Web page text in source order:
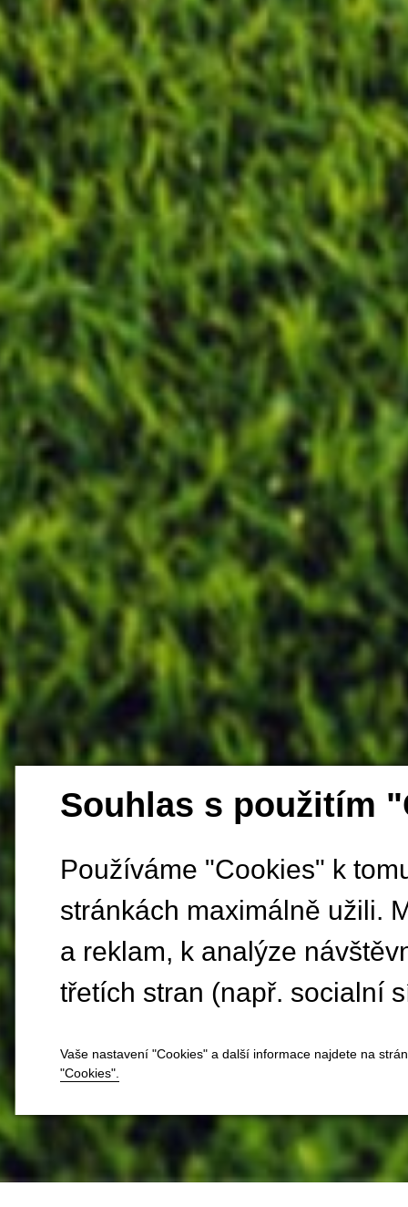
Souhlas s použitím
Používáme "Cookies" k
stránkách maximálně užili.
a reklam, k analýze
třetích stran (např. socialní
Vaše nastavení "Cookies" a další informace najdete na
"Cookies".